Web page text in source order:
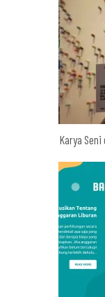
Karya Seni